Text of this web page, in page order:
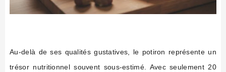
Au-delà de ses qualités gustatives, le potiron représente un
trésor nutritionnel souvent sous-estimé. Avec seulement 20